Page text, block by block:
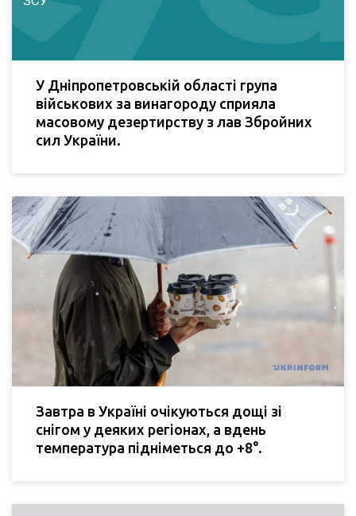
У Дніпропетровській області група
військових за винагороду сприяла
масовому дезертирству з лав Збройних
сил України.
Завтра в Україні очікуються дощі зі
снігом у деяких регіонах, а вдень
температура підніметься до +8°.